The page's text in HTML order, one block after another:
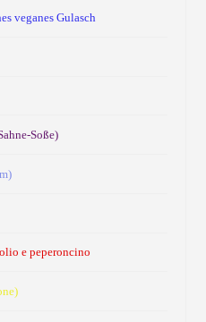
veganes Gulasch
Soße)
e peperoncino